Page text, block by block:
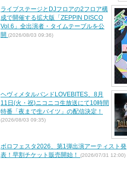
ライブステージとDJフロアの2フロア構
成で開催する拡大版「ZEPPIN DISCO
Vol.6」全出演者・タイムテーブルを公
開 (2026/08/03 09:36)
ヘヴィメタルバンドLOVEBITES、8月
11日(火・祝)ニコニコ生放送にて10時間
特番「夜まで生バイツ」の配信決定！
(2026/08/03 09:35)
ボロフェスタ2026、第1弾出演アーティスト発
表！早割チケット販売開始！
(2026/07/31 12:00)